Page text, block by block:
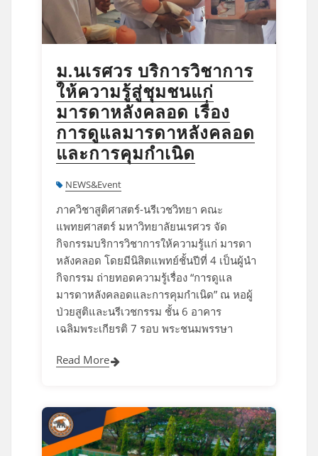
ม.นเรศวร บริการวิชาการ
ให้ความรู้สู่ชุมชนแก่
มารดาหลังคลอด เรื่อง
การดูแลมารดาหลังคลอด
และการคุมกำเนิด
NEWS&Event
ภาควิชาสูติศาสตร์-นรีเวชวิทยา คณะ
แพทยศาสตร์ มหาวิทยาลัยนเรศวร จัด
กิจกรรมบริการวิชาการให้ความรู้แก่ มารดา
หลังคลอด โดยมีนิสิตแพทย์ชั้นปีที่ 4 เป็นผู้นำ
กิจกรรม ถ่ายทอดความรู้เรื่อง “การดูแล
มารดาหลังคลอดและการคุมกำเนิด” ณ หอผู้
ป่วยสูติและนรีเวชกรรม ชั้น 6 อาคาร
เฉลิมพระเกียรติ 7 รอบ พระชนมพรรษา
Read More